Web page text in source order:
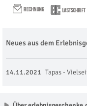
Neues aus dem
14.11.2021 Tapas -